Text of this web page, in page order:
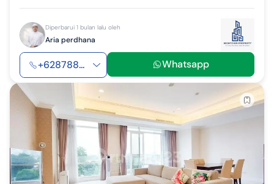
Diperbarui 1 bulan lalu oleh
Aria perdhana
+628788... Whatsapp